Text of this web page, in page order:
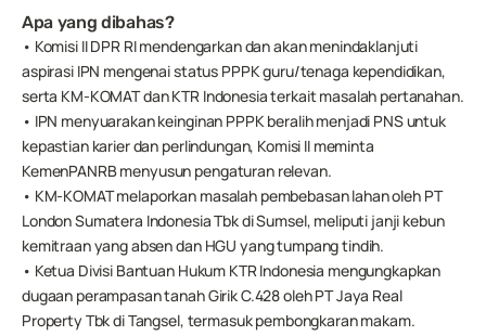
Apa yang dibahas?
• Komisi II DPR RI mendengarkan dan akan menindaklanjuti
aspirasi IPN mengenai status PPPK guru/tenaga kependidikan,
serta KM-KOMAT dan KTR Indonesia terkait masalah pertanahan.
• IPN menyuarakan keinginan PPPK beralih menjadi PNS untuk
kepastian karier dan perlindungan, Komisi II meminta
KemenPANRB menyusun pengaturan relevan.
• KM-KOMAT melaporkan masalah pembebasan lahan oleh PT
London Sumatera Indonesia Tbk di Sumsel, meliputi janji kebun
kemitraan yang absen dan HGU yang tumpang tindih.
• Ketua Divisi Bantuan Hukum KTR Indonesia mengungkapkan
dugaan perampasan tanah Girik C.428 oleh PT Jaya Real
Property Tbk di Tangsel, termasuk pembongkaran makam.